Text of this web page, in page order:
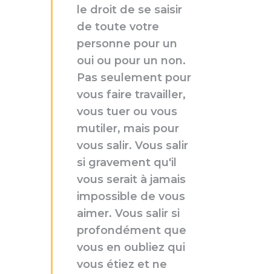
le droit de se saisir
de toute votre
personne pour un
oui ou pour un non.
Pas seulement pour
vous faire travailler,
vous tuer ou vous
mutiler, mais pour
vous salir. Vous salir
si gravement qu'il
vous serait à jamais
impossible de vous
aimer. Vous salir si
profondément que
vous en oubliez qui
vous étiez et ne